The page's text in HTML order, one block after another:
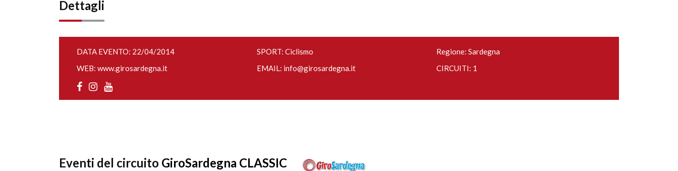
Dettagli
DATA EVENTO: 22/04/2014 SPORT: Ciclismo
Regione: Sardegna
WEB: www.girosardegna.it EMAIL: info@girosardegna.it CIRCUITI: 1
Eventi del circuito GiroSardegna CLASSIC